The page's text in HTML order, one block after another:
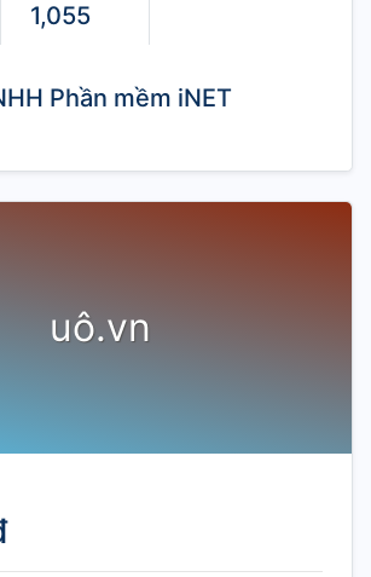
1,055
Phần mềm iNET
uô.vn